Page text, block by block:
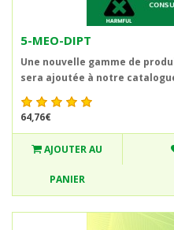
5-MEO-DIPT
Une nouvelle gamme de
sera ajoutée à notre
64,76€
AJOUTER AU
PANIER